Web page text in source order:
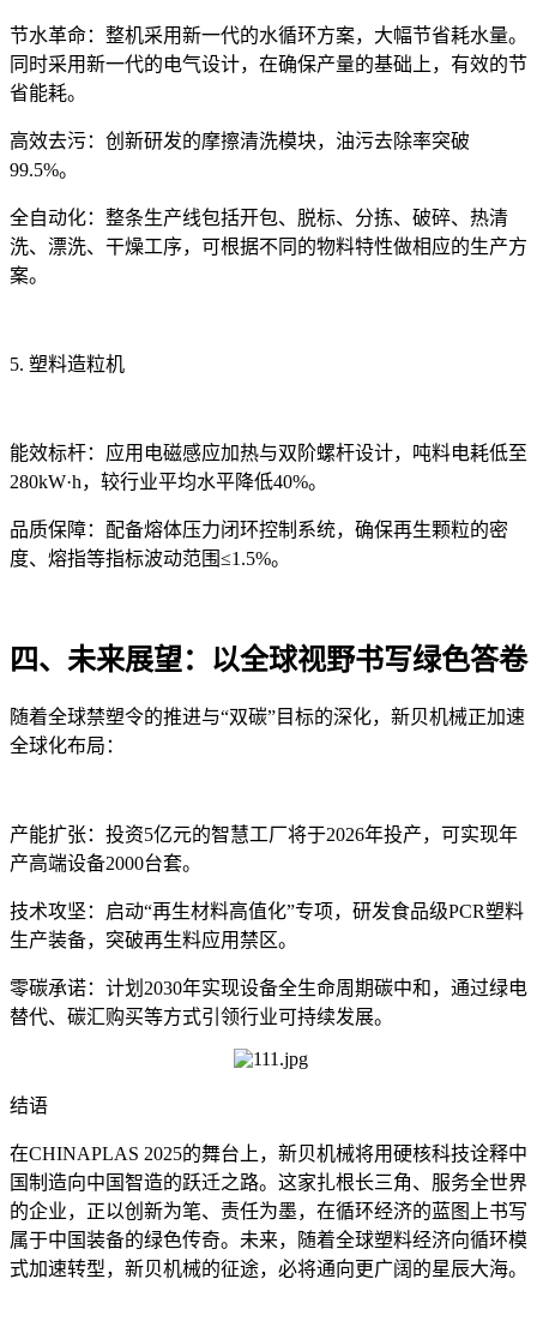
节水革命： 整机采用新一代的水循环方案，大幅节省耗水量。
同时采用新一代的电气设计，在确保产量的基础上，有效的节
省能耗。
高效去污：创新研发的摩擦清洗模块，油污去除率突破
99.5%。
全自动化：整条生产线包括开包、脱标、分拣、破碎、热清
洗、漂洗、干燥工序，可根据不同的物料特性做相应的生产方
案。
5. 塑料造粒机
能效标杆：应用电磁感应加热与双阶螺杆设计，吨料电耗低至
280kW·h，较行业平均水平降低40%。
品质保障：配备熔体压力闭环控制系统，确保再生颗粒的密
度、熔指等指标波动范围≤1.5%。
四、未来展望：以全球视野书写绿色答卷
随着全球禁塑令的推进与“双碳”目标的深化，新贝机械正加速
全球化布局：
产能扩张：投资5亿元的智慧工厂将于2026年投产，可实现年
产高端设备2000台套。
技术攻坚 ：启动“再生材料高值化”专项，研发食品级PCR塑料
生产装备，突破再生料应用禁区。
零碳承诺：计划 2030年实现设备全生命周期碳中和，通过绿电
替代、碳汇购买等方式引领行业可持续发展。
结语
在CHINAPLAS 2025的舞台上，新贝机械将用硬核科技诠释中
国制造向中国智造的跃迁之路。这家扎根长三角、服务全世界
的企业，正以创新为笔、责任为墨，在循环经济的蓝图上书写
属于中国装备的绿色传奇。未来，随着全球塑料经济向循环模
式加速转型，新贝机械的征途，必将通向更广阔的星辰大海。